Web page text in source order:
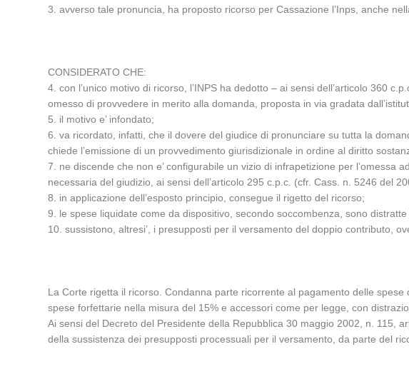
3. avverso tale pronuncia, ha proposto ricorso per Cassazione l’Inps, anche
CONSIDERATO CHE:
4. con l’unico motivo di ricorso, l’INPS ha dedotto – ai sensi dell’articolo 360
omesso di provvedere in merito alla domanda, proposta in via gradata
5. il motivo e’ infondato;
6. va ricordato, infatti, che il dovere del giudice di pronunciare su tutta la
chiede l’emissione di un provvedimento giurisdizionale in ordine al diritto
7. ne discende che non e’ configurabile un vizio di infrapetizione per
necessaria del giudizio, ai sensi dell’articolo 295 c.p.c. (cfr. Cass. n. 5246 del
8. in applicazione dell’esposto principio, consegue il rigetto del ricorso;
9. le spese liquidate come da dispositivo, secondo soccombenza, sono
10. sussistono, altresi’, i presupposti per il versamento del doppio contributo,
La Corte rigetta il ricorso. Condanna parte ricorrente al pagamento delle
spese forfettarie nella misura del 15% e accessori come per legge, con
Ai sensi del Decreto del Presidente della Repubblica 30 maggio 2002, n. 115,
della sussistenza dei presupposti processuali per il versamento, da parte del